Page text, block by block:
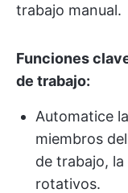
trabajo manual.
Funciones
de trabajo:
Automatice
miembros
de trabajo,
rotativos.